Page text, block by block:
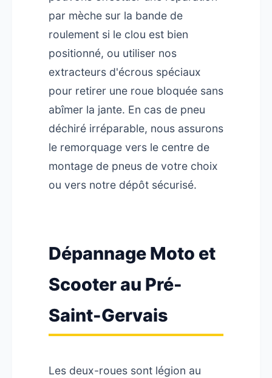
par mèche sur la bande de
roulement si le clou est bien
positionné, ou utiliser nos
extracteurs d'écrous spéciaux
pour retirer une roue bloquée sans
abîmer la jante. En cas de pneu
déchiré irréparable, nous assurons
le remorquage vers le centre de
montage de pneus de votre choix
ou vers notre dépôt sécurisé.
Dépannage Moto et
Scooter au Pré-
Saint-Gervais
Les deux-roues sont légion au